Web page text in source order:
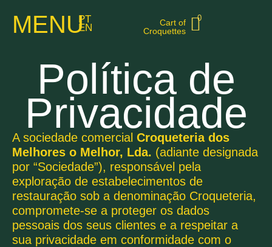
MENUPT
EN
Cart of
Croquettes
0
Política de
Privacidade
A sociedade comercial Croqueteria dos
Melhores o Melhor, Lda. (adiante designada
por “Sociedade”), responsável pela
exploração de estabelecimentos de
restauração sob a denominação Croqueteria,
compromete-se a proteger os dados
pessoais dos seus clientes e a respeitar a
sua privacidade em conformidade com o